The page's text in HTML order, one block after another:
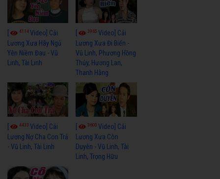
4114Video] Cải
Lương Xưa Hãy Ngủ
Yên Niềm Đau - Vũ
Linh, Tài Linh
3965Video] Cải
Lương Xưa Đi Biển -
Vũ Linh, Phương Hồng
Thủy, Hương Lan,
Thanh Hằng
4433 Video] Cải
Lương Nợ Cha Con Trả
- Vũ Linh, Tài Linh
3600Video] Cải
Lương Xưa Còn
Duyên - Vũ Linh, Tài
Linh, Trọng Hữu